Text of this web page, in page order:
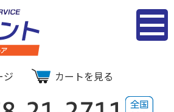
ジ カートを見る